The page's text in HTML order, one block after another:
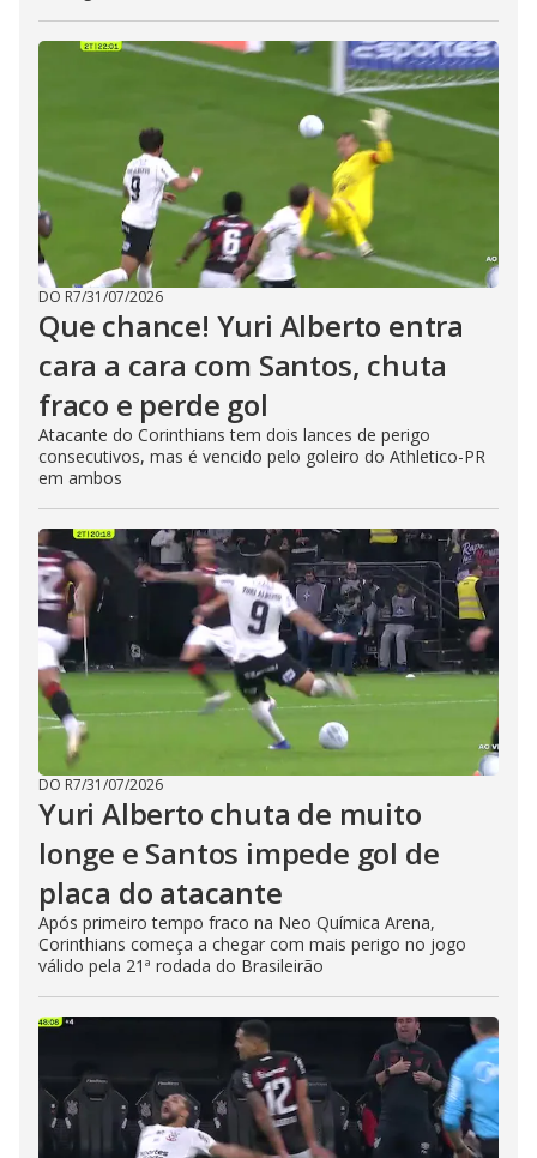
DO R7/31/07/2026
Que chance! Yuri Alberto entra
cara a cara com Santos, chuta
fraco e perde gol
Atacante do Corinthians tem dois lances de perigo
consecutivos, mas é vencido pelo goleiro do Athletico-PR
em ambos
DO R7/31/07/2026
Yuri Alberto chuta de muito
longe e Santos impede gol de
placa do atacante
Após primeiro tempo fraco na Neo Química Arena,
Corinthians começa a chegar com mais perigo no jogo
válido pela 21ª rodada do Brasileirão